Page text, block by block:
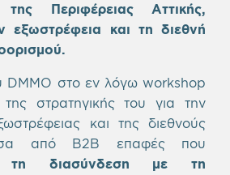
της Περιφέρειας Αττικής,
εξωστρέφεια και τη διεθνή
DMMO στο εν λόγω workshop
στρατηγικής του για την
και της διεθνούς
από B2B επαφές που
τη διασύνδεση με τη